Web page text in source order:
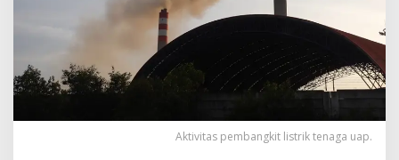
Aktivitas pembangkit listrik tenaga uap.